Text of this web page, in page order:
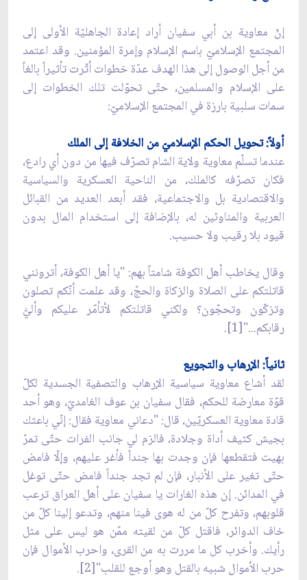
إنّ معاوية بن أبي سفيان أراد إعادة الجاهليّة الأولى إلى
المجتمع الإسلاميّ باسم الإسلام وإمرة المؤمنين. وقد اعتمد
من أجل الوصول إلى هذا الهدف عدّة خطوات أثّرت تأثيراً بالغاً
على الإسلام والمسلمين، حتّى تحوّلت تلك الخطوات إلى
سمات سلبية بارزة في المجتمع الإسلاميّ:
أولاً: تحويل الحكم الإسلاميّ من الخلافة إلى الملك
عندما تسلّم معاوية ولاية الشام تصرّف فيها من دون أي رادع،
فكان تصرّفه كالملك، من الناحية العسكرية والسياسية
والاقتصادية بل والاجتماعية، فقد أبعد العديد من القبائل
العربية والمناوئين له، بالإضافة إلى استخدام المال بدون
قيود بلا رقيب ولا حسيب.
وقال يخاطب أهل الكوفة شامتاً بهم: "يا أهل الكوفة، أترونني
قاتلتكم على الصلاة والزكاة والحجّ، وقد علمت أنّكم تصلون
وتزكّون وتحجّون؟ ولكني قاتلتكم لأتأمّر عليكم وأليَّ
رقابكم..."[1].
ثانياً: الإرهاب والتجويع
لقد أشاع معاوية سياسية الإرهاب والتصفية الجسدية لكلّ
قوّة معارضة للحكم، فقال سفيان بن عوف الغامديّ، وهو أحد
قادة معاوية العسكريّين، قال: "دعاني معاوية فقال: إنّي باعثك
بجيش كثيف أداة وجلادة، فالزم لي جانب الفرات حتّى تمرّ
بهيت فتقطعها فإن وجدت بها جنداً فأغر عليهم، وإلّا فامض
حتّى تغير على الأنبار، فإن لم تجد جنداً فامض حتّى توغل
في المدائن. إن هذه الغارات يا سفيان على أهل العراق ترعب
قلوبهم، وتفرح كلّ من له هوى فينا منهم، وتدعو إلينا كلّ من
خاف الدوائر، فاقتل كلّ من لقيته ممّن هو ليس على مثل
رأيك. وأخرب كل ما مررت به من القرى، واحرب الأموال فإن
حرب الأموال شبيه بالقتل وهو أوجع للقلب"[2].